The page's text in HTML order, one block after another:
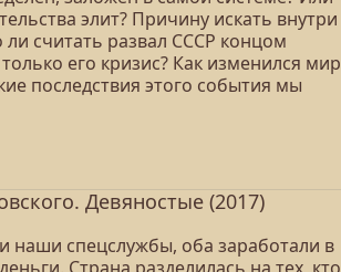
элит? Причину искать внутри
считать развал СССР концом
его кризис? Как изменился мир
последствия этого события мы
Девяностые (2017)
наши спецслужбы, оба заработали в
Страна разделилась на тех, кто